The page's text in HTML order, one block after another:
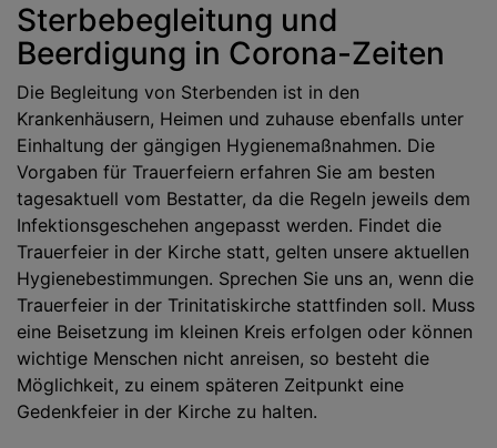
Sterbebegleitung und
Beerdigung in Corona-Zeiten
Die Begleitung von Sterbenden ist in den
Krankenhäusern, Heimen und zuhause ebenfalls unter
Einhaltung der gängigen Hygienemaßnahmen. Die
Vorgaben für Trauerfeiern erfahren Sie am besten
tagesaktuell vom Bestatter, da die Regeln jeweils dem
Infektionsgeschehen angepasst werden. Findet die
Trauerfeier in der Kirche statt, gelten unsere aktuellen
Hygienebestimmungen. Sprechen Sie uns an, wenn die
Trauerfeier in der Trinitatiskirche stattfinden soll. Muss
eine Beisetzung im kleinen Kreis erfolgen oder können
wichtige Menschen nicht anreisen, so besteht die
Möglichkeit, zu einem späteren Zeitpunkt eine
Gedenkfeier in der Kirche zu halten.